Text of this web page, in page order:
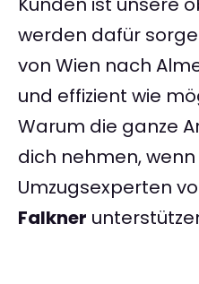
werden dafür
von Wien nach
und effizient wie
Warum die ganze
dich nehmen,
Umzugsexperten
Falkner